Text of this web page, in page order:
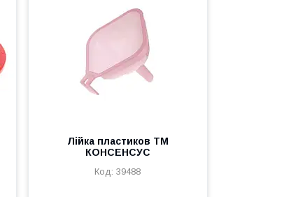
Лійка пластиков ТМ
КОНСЕНСУС
39488